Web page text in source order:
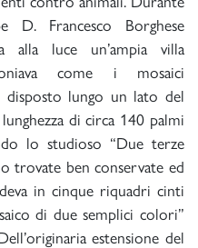
D. Francesco Borghese
alla luce un’ampia villa
come i mosaici
lungo un lato del
di circa 140 palmi
lo studioso “Due terze
trovate ben conservate ed
in cinque riquadri cinti
di due semplici colori”
estensione del